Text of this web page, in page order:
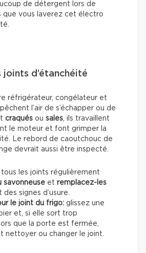
de détergent lors de
que vous laverez cet électro
joints d’étanchéité
réfrigérateur, congélateur et
l’air de s’échapper ou de
craqués ou sales, ils travaillent
le moteur et font grimper la
Le rebord de caoutchouc de
devrait aussi être inspecté.
les joints régulièrement
savonneuse et remplacez-les
des signes d’usure.
le joint du frigo: glissez une
et, si elle sort trop
que la porte est fermée,
nettoyer ou changer le joint.